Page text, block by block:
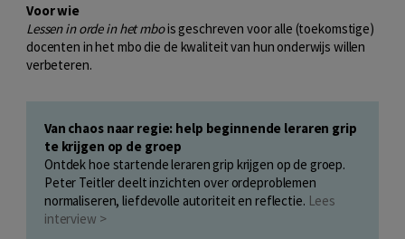
Voor wie
Lessen in orde in het mbois geschreven voor alle (toekomstige)
docenten in het mbo die de kwaliteit van hun onderwijs willen
verbeteren.
Van chaos naar regie: help beginnende leraren grip
te krijgen op de groep
Ontdek hoe startende leraren grip krijgen op de groep.
Peter Teitler deelt inzichten over ordeproblemen
normaliseren, liefdevolle autoriteit en reflectie. Lees
interview >